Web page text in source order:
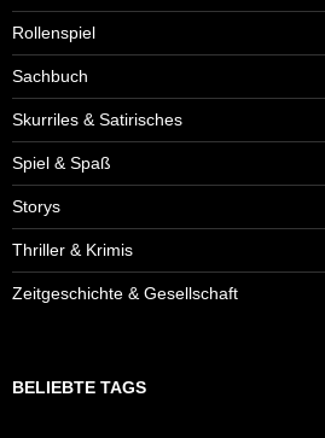
Rollenspiel
Sachbuch
Skurriles & Satirisches
Spiel & Spaß
Storys
Thriller & Krimis
Zeitgeschichte & Gesellschaft
BELIEBTE TAGS